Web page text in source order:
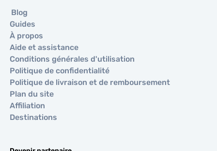
Blog
Guides
À propos
Aide et assistance
Conditions générales d'utilisation
Politique de confidentialité
Politique de livraison et de remboursement
Plan du site
Affiliation
Destinations